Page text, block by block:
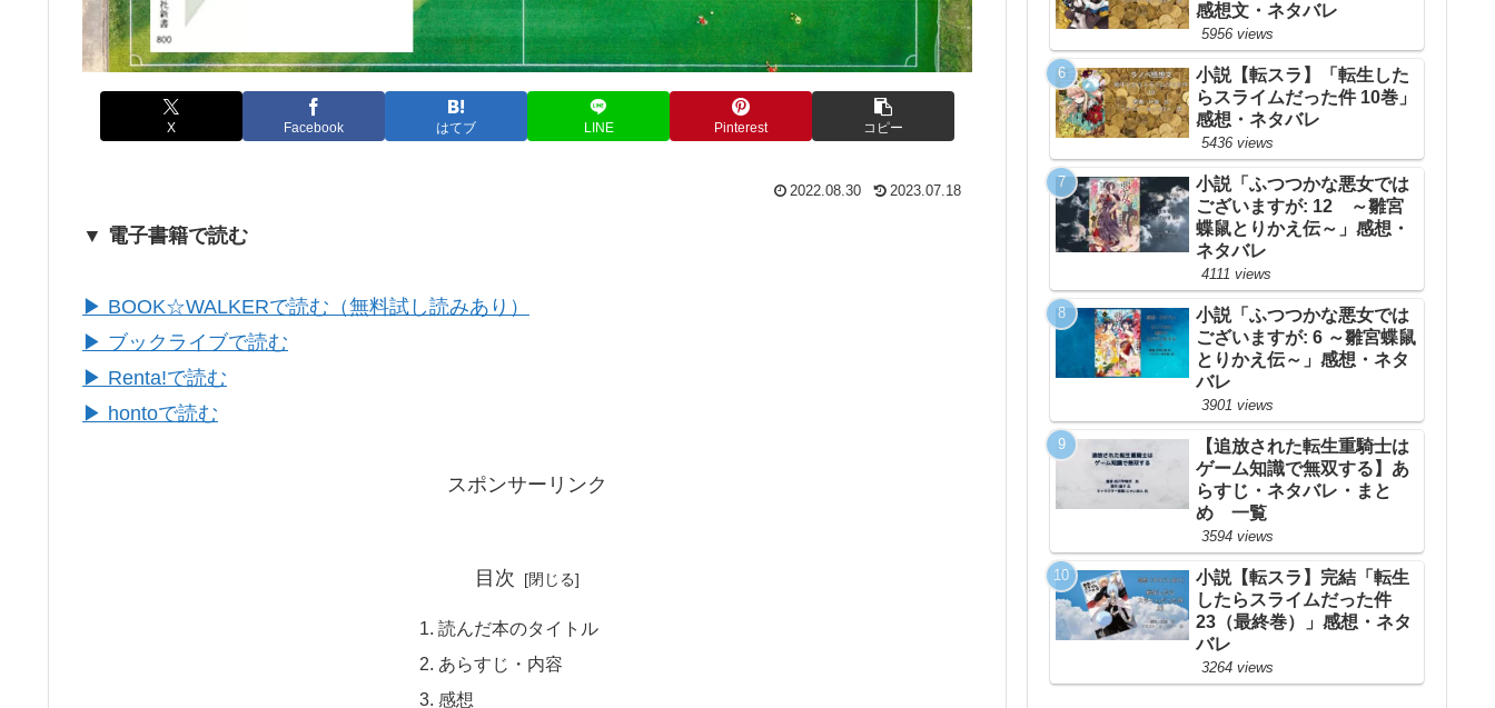
X Facebook はてブ LINE Pinterest コピー
2022.08.30 2023.07.18
▼ 電子書籍で読む
▶ BOOK☆WALKERで読む（無料試し読みあり）
▶ ブックライブで読む
▶ Renta!で読む
▶ hontoで読む
スポンサーリンク
目次
読んだ本のタイトル
あらすじ・内容
感想
感想文・ネタバレ
5956 views
小説【転スラ】「転生した
らスライムだった件 10巻」
感想・ネタバレ
5436 views
小説「ふつつかな悪女では
ございますが: 12 ～雛宮
蝶鼠とりかえ伝～」感想・
ネタバレ
4111 views
小説「ふつつかな悪女では
ございますが: 6 ～雛宮蝶鼠
とりかえ伝～」感想・ネタ
バレ
3901 views
【追放された転生重騎士は
ゲーム知識で無双する】あ
らすじ・ネタバレ・まと
め 一覧
3594 views
小説【転スラ】完結「転生
したらスライムだった件
23（最終巻）」感想・ネタ
バレ
3264 views